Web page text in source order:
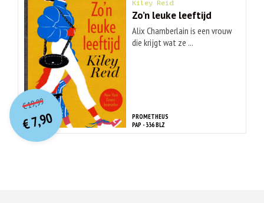
Kiley Reid
Zo’n leuke leeftijd
Alix Chamberlain is een vrouw
die krijgt wat ze ...
PROMETHEUS
PAP - 336 BLZ
€19,99O
orspr
onkelijke
prijs
was:
€ 19,99.
€7,90
Huidige
prijs
is:
€ 7,90.